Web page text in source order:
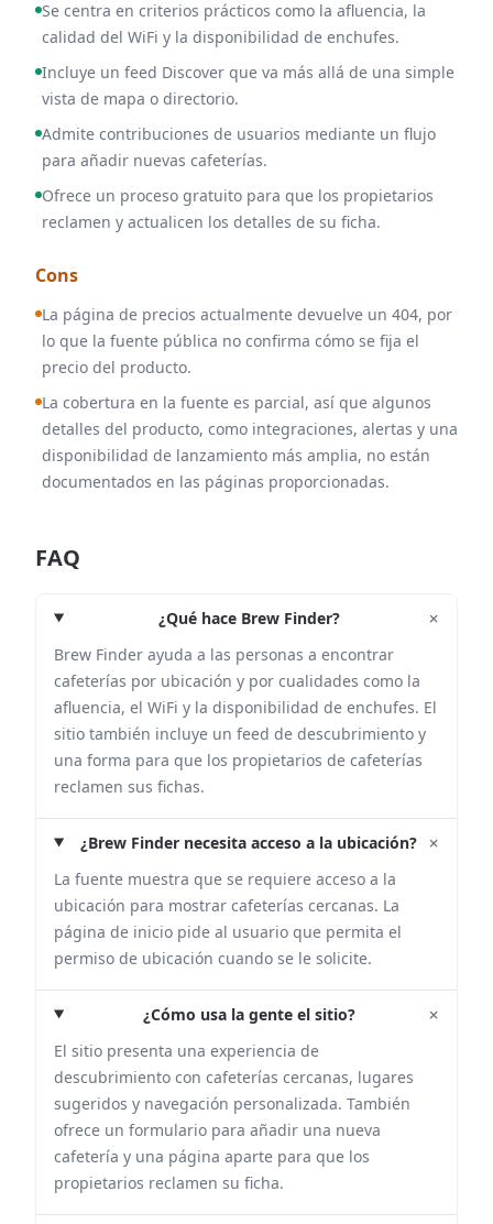
Se centra en criterios prácticos como la afluencia, la
calidad del WiFi y la disponibilidad de enchufes.
Incluye un feed Discover que va más allá de una simple
vista de mapa o directorio.
Admite contribuciones de usuarios mediante un flujo
para añadir nuevas cafeterías.
Ofrece un proceso gratuito para que los propietarios
reclamen y actualicen los detalles de su ficha.
Cons
La página de precios actualmente devuelve un 404, por
lo que la fuente pública no confirma cómo se fija el
precio del producto.
La cobertura en la fuente es parcial, así que algunos
detalles del producto, como integraciones, alertas y una
disponibilidad de lanzamiento más amplia, no están
documentados en las páginas proporcionadas.
FAQ
¿Qué hace Brew Finder? +
Brew Finder ayuda a las personas a encontrar
cafeterías por ubicación y por cualidades como la
afluencia, el WiFi y la disponibilidad de enchufes. El
sitio también incluye un feed de descubrimiento y
una forma para que los propietarios de cafeterías
reclamen sus fichas.
¿Brew Finder necesita acceso a la ubicación? +
La fuente muestra que se requiere acceso a la
ubicación para mostrar cafeterías cercanas. La
página de inicio pide al usuario que permita el
permiso de ubicación cuando se le solicite.
¿Cómo usa la gente el sitio? +
El sitio presenta una experiencia de
descubrimiento con cafeterías cercanas, lugares
sugeridos y navegación personalizada. También
ofrece un formulario para añadir una nueva
cafetería y una página aparte para que los
propietarios reclamen su ficha.